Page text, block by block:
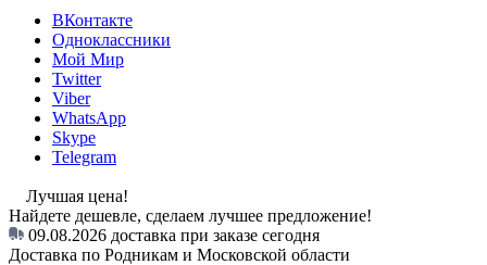
ВКонтакте
Одноклассники
Мой Мир
Twitter
Viber
WhatsApp
Skype
Telegram
Лучшая цена!
Найдете дешевле, сделаем лучшее предложение!
09.08.2026 доставка при заказе сегодня
Доставка по Родникам и Московской области